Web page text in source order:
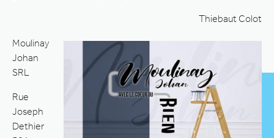
Thiebaut Colot
Moulinay
Johan
SRL
Rue
Joseph
Dethier